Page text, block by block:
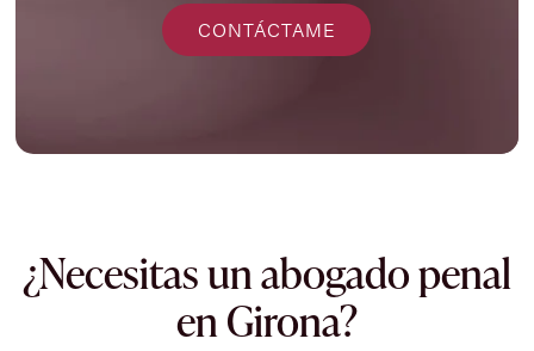
CONTÁCTAME
¿Necesitas un abogado penal
en Girona?